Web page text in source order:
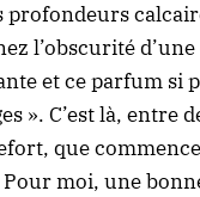
profondeurs
l’obscurité d’une
et ce parfum si
». C’est là, entre
que
moi, une